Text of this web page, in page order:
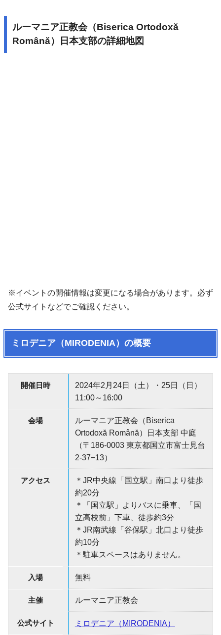
ルーマニア正教会（Biserica Ortodoxă
Română）日本支部の詳細地図
※イベントの開催情報は変更になる場合があります。必ず
公式サイトなどでご確認ください。
ミロデニア（MIRODENIA）の概要
開催日時
2024年2月24日（土）・25日（日）
11:00～16:00
会場
ルーマニア正教会（Biserica
Ortodoxă Română）日本支部 中庭
（〒186-0003 東京都国立市富士見台
2-37−13）
アクセス
＊JR中央線「国立駅」南口より徒歩
約20分
＊「国立駅」よりバスに乗車、「国
立高校前」下車、徒歩約3分
＊JR南武線「谷保駅」北口より徒歩
約10分
＊駐車スペースはありません。
入場 無料
主催 ルーマニア正教会
公式サイト ミロデニア（MIRODENIA）